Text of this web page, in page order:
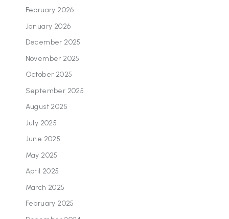
February 2026
January 2026
December 2025
November 2025
October 2025
September 2025
August 2025
July 2025
June 2025
May 2025
April 2025
March 2025
February 2025